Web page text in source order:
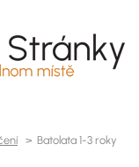
> Batolata 1-3 roky